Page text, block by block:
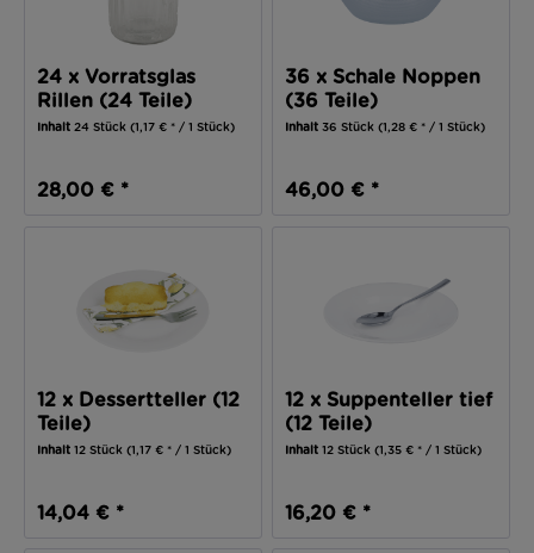
24 x Vorratsglas
Rillen (24 Teile)
Inhalt24 Stück(1,17 € * / 1 Stück)
28,00 € *
36 x Schale Noppen
(36 Teile)
Inhalt36 Stück(1,28 € * / 1 Stück)
46,00 € *
12 x Dessertteller (12
Teile)
Inhalt12 Stück(1,17 € * / 1 Stück)
14,04 € *
12 x Suppenteller tief
(12 Teile)
Inhalt12 Stück(1,35 € * / 1 Stück)
16,20 € *